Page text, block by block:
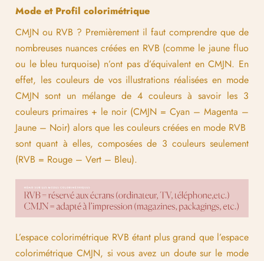
Mode et Profil colorimétrique
CMJN ou RVB ? Premièrement il faut comprendre que de
nombreuses nuances créées en RVB (comme le jaune fluo
ou le bleu turquoise) n’ont pas d’équivalent en CMJN. En
effet, les couleurs de vos illustrations réalisées en mode
CMJN sont un mélange de 4 couleurs à savoir les 3
couleurs primaires + le noir (CMJN = Cyan – Magenta –
Jaune – Noir) alors que les couleurs créées en mode RVB
sont quant à elles, composées de 3 couleurs seulement
(RVB = Rouge – Vert – Bleu).
L’espace colorimétrique RVB étant plus grand que l’espace
colorimétrique CMJN, si vous avez un doute sur le mode